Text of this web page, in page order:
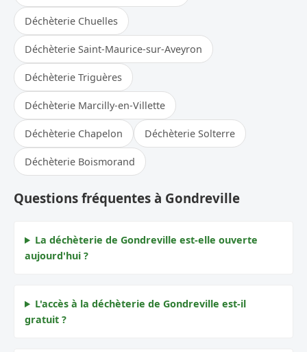
Déchèterie Chuelles
Déchèterie Saint-Maurice-sur-Aveyron
Déchèterie Triguères
Déchèterie Marcilly-en-Villette
Déchèterie Chapelon Déchèterie Solterre
Déchèterie Boismorand
Questions fréquentes à Gondreville
La déchèterie de Gondreville est-elle ouverte
aujourd'hui ?
L'accès à la déchèterie de Gondreville est-il
gratuit ?